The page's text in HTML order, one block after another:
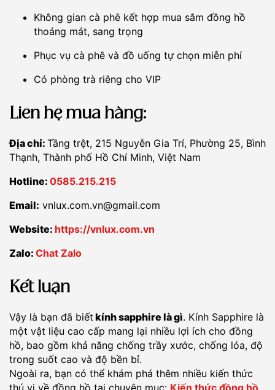
Không gian cà phê kết hợp mua sắm đồng hồ
thoáng mát, sang trọng
Phục vụ cà phê và đồ uống tự chọn miễn phí
Có phòng trà riêng cho VIP
Liên hệ mua hàng:
Địa chỉ: Tầng trệt, 215 Nguyễn Gia Trí, Phường 25, Bình
Thạnh, Thành phố Hồ Chí Minh, Việt Nam
Hotline: 0585.215.215
Email: vnlux.com.vn@gmail.com
Website: https://vnlux.com.vn
Zalo: Chat Zalo
Kết luận
Vậy là bạn đã biết kính sapphire là gì. Kính Sapphire là
một vật liệu cao cấp mang lại nhiều lợi ích cho đồng
hồ, bao gồm khả năng chống trầy xước, chống lóa, độ
trong suốt cao và độ bền bỉ.
Ngoài ra, bạn có thể khám phá thêm nhiều kiến thức
thú vị về đồng hồ tại chuyên mục: Kiến thức đồng hồ